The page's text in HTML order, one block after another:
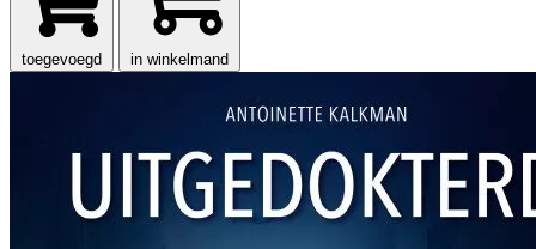
toegevoegd in winkelmand